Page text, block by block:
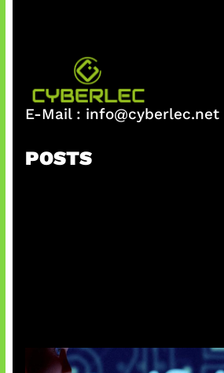
E-Mail : info@cyberlec.net
POSTS